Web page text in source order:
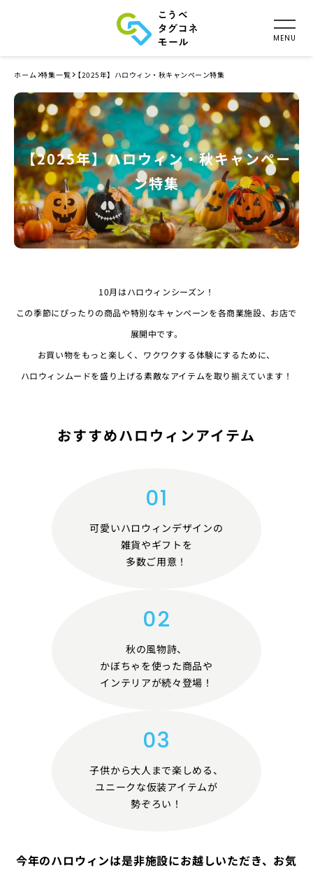
ホーム 特集一覧 【2025年】ハロウィン・秋キャンペーン特集
【2025年】ハロウィン・秋キャンペー
ン特集
10月はハロウィンシーズン！
この季節にぴったりの商品や特別なキャンペーンを各商業施設、お店で
展開中です。
お買い物をもっと楽しく、ワクワクする体験にするために、
ハロウィンムードを盛り上げる素敵なアイテムを取り揃えています！
おすすめハロウィンアイテム
可愛いハロウィンデザインの
雑貨やギフトを
多数ご用意！
秋の風物詩、
かぼちゃを使った商品や
インテリアが続々登場！
子供から大人まで楽しめる、
ユニークな仮装アイテムが
勢ぞろい！
今年のハロウィンは是非施設にお越しいただき、お気